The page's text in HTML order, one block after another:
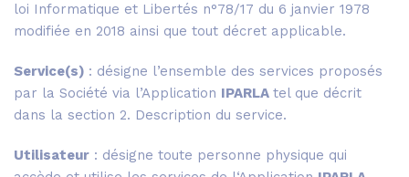
loi Informatique et Libertés n°78/17 du 6 janvier 1978
modifiée en 2018 ainsi que tout décret applicable.
Service(s) : désigne l’ensemble des services proposés
par la Société via l’Application IPARLA tel que décrit
dans la section 2. Description du service.
Utilisateur : désigne toute personne physique qui